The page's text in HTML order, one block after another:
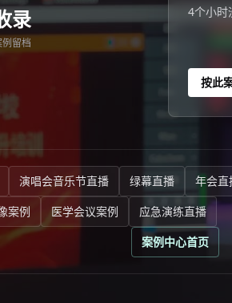
录
例留档
4个小时
按此
演唱会音乐节直播 绿幕直播 年会直
案例 医学会议案例
应急演练直播
案例中心首页